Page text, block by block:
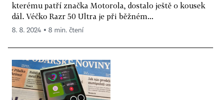
kterému patří značka Motorola, dostalo ještě o kousek
dál. Véčko Razr 50 Ultra je při běžném...
8. 8. 2024 ▪ 8 min. čtení